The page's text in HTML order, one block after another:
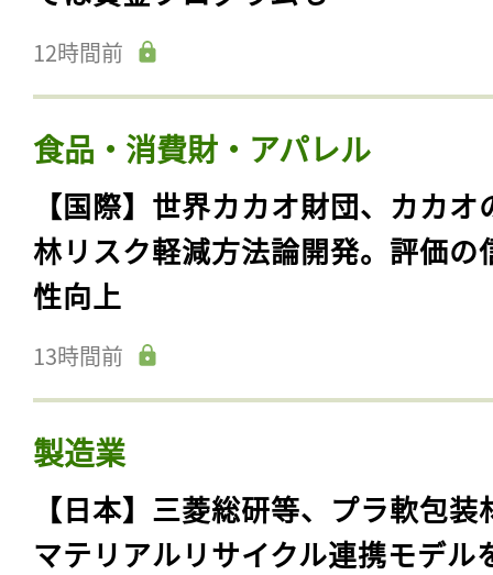
12時間前
食品・消費財・アパレル
【国際】世界カカオ財団、カカオ
林リスク軽減方法論開発。評価の
性向上
13時間前
製造業
【日本】三菱総研等、プラ軟包装
マテリアルリサイクル連携モデル